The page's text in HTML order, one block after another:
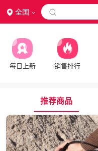
全国 
每日上新 销售排行
推荐商品